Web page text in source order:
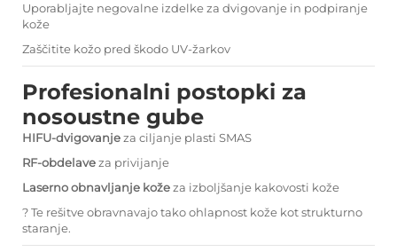
Uporabljajte negovalne izdelke za dvigovanje in podpiranje
kože
Zaščitite kožo pred škodo UV-žarkov
Profesionalni postopki za
nosoustne gube
HIFU-dvigovanjeza ciljanje plasti SMAS
RF-obdelaveza privijanje
Laserno obnavljanje kožeza izboljšanje kakovosti kože
? Te rešitve obravnavajo tako ohlapnost kože kot strukturno
staranje.